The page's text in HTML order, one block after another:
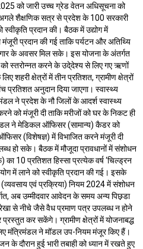
को जारी उच्च ग्रेड वेतन अधिसूचना को
शैक्षणिक सत्र से प्रदेश के 100 सरकारी
प्रदान की। बैठक में उद्योग में
प्रदान की गई ताकि पर्यटन और अतिथ्यि
के अवसर मिल सके। इस योजना के अंतर्गत
को स्तरोन्नत करने के उदे्देश्य से लिए गए ऋणों
शहरी क्षेत्रों में तीन प्रतिशत, ग्रामीण क्षेत्रों
प्रतिशत अनुदान दिया जाएगा। स्वास्थ्य
ने प्रदेश के नौ जिलों के आदर्श स्वास्थ्य
को मंजूरी दी ताकि मरीजों को घर के निकट ही
ने मेडिकल ऑफिसर (सामान्य) कैडर को
(विशेषज्ञ) में विभाजित करने मंजूरी दी
हो सके। बैठक में मौजूदा प्रावधानों में संशोधन
का 10 प्रतिशत हिस्सा प्रत्येक वर्ष ‘चिल्ड्रन
में लाने को स्वीकृति प्रदान की गई। इसके
एवं प्रक्रिया) नियम 2024 में संशोधन
अब उम्मीदवार आवेदन के समय अन्य पिछ़डा
से नीचे जैसे वैध प्रमाण पत्र उपलब्ध न होने
कर सकेंगे। ग्रामीण क्षेत्रों में योजनाबद्ध
मंत्रिमंडल ने मॉडल उप-नियम मंजूर किए हैं।
के दौरान हुई भारी तबाही को ध्यान में रखते हुए